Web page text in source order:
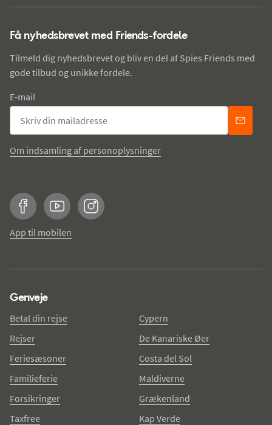
Få nyhedsbrevet med Friends-fordele
Tilmeld dig nyhedsbrevet og bliv en del af Spies Friends med
gode tilbud og unikke fordele.
E-mail
Om indsamling af personoplysninger
FacebookYouTubeInstagram
App til mobilen
Genveje
Betal din rejse
Rejser
Feriesæsoner
Familieferie
Forsikringer
Taxfree
Cypern
De Kanariske Øer
Costa del Sol
Maldiverne
Grækenland
Kap Verde